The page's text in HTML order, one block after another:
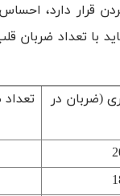
بدست آمده باید با
(ضربان در